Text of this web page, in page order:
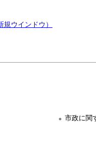
ウインドウ）
市政に関